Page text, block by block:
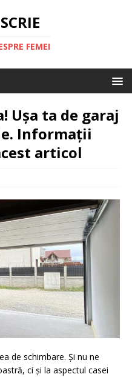
FEMEI
Ușa ta de garaj
Informații
articol
de schimbare. Și nu ne
ci și la aspectul casei